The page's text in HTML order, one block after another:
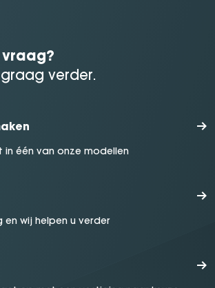
verder.
één van onze modellen
en wij helpen u verder